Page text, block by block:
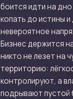
боится идти на
копать до истины
невероятное
Бизнес держится
никто не лезет на
территорию:
контролируют, а
подрывают пустой